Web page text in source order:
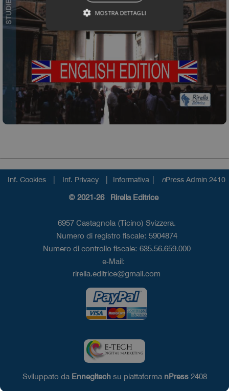
Inf. Cookies | Inf. Privacy | Informativa | nPress Admin 2410
© 2021-26 Rirella Editrice
6957 Castagnola (Ticino) Svizzera.
Numero di registro fiscale: 5904874
Numero di controllo fiscale: 635.56.659.000
e-Mail:
rirella.editrice@gmail.com
Sviluppato da Ennegitechsu piattaforma nPress2408
MOSTRA DETTAGLI